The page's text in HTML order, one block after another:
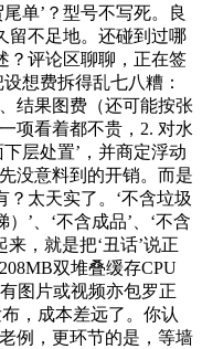
单’？型号不写死。良
留不足地。还碰到过哪
？评论区聊聊，正在签
想费拆得乱七八糟：
结果图费（还可能按张
项看着都不贵，2. 对水
层处置’，并商定浮动
没意料到的开销。而是
？太天实了。‘不含垃圾
’、‘不含成品’、‘不含
，就是把‘丑话’说正
双堆叠缓存CPU
图片或视频亦包罗正
，成本差远了。你认
例，更环节的是，等墙